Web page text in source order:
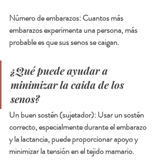
Número de embarazos: Cuantos más
embarazos experimenta una persona, más
probable es que sus senos se caigan.
¿Qué puede ayudar a
minimizar la caida de los
senos?
Un buen sostén (sujetador): Usar un sostén
correcto, especialmente durante el embarazo
y la lactancia, puede proporcionar apoyo y
minimizar la tensión en el tejido mamario.